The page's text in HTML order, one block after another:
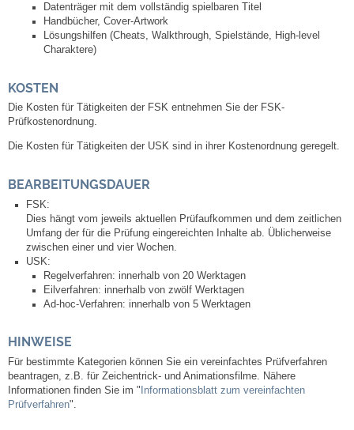
Musikschule
Evangelische Kirchengemeinde
Katholische Kirchengemeinde
Neuapostolische Kirche
Hallen & Säle
Gemeindehalle
Sporthalle Greuth
Schulturnhalle
Hallen- und Raumreservierung
Datenträger mit dem vollständig spielbaren Titel
Handbücher, Cover-Artwork
Lösungshilfen (Cheats, Walkthrough, Spielstände, High-level
Charaktere)
KOSTEN
Die Kosten für Tätigkeiten der FSK entnehmen Sie der FSK-
Prüfkostenordnung.
Die Kosten für Tätigkeiten der USK sind in ihrer Kostenordnung geregelt.
BEARBEITUNGSDAUER
FSK:
Dies hängt vom jeweils aktuellen Prüfaufkommen und dem zeitlichen
Umfang der für die Prüfung eingereichten Inhalte ab. Üblicherweise
zwischen einer und vier Wochen.
USK:
Regelverfahren: innerhalb von 20 Werktagen
Eilverfahren: innerhalb von zwölf Werktagen
Ad-hoc-Verfahren: innerhalb von 5 Werktagen
HINWEISE
Für bestimmte Kategorien können Sie ein vereinfachtes Prüfverfahren
beantragen, z.B. für Zeichentrick- und Animationsfilme. Nähere
Informationen finden Sie im " Informationsblatt zum vereinfachten
Prüfverfahren".